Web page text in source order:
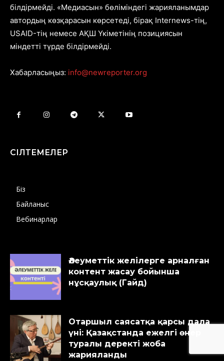
білдірмейді. «Медиасын» бөліміндегі жарияланымдар
автордың көзқарасын көрсетеді, бірақ Internews-тің,
USAID-тің немесе АҚШ Үкіметінің позициясын
міндетті түрде білдірмейді.
Хабарласыңыз: info@newreporter.org
СІЛТЕМЕЛЕР
Біз
Байланыс
Вебинарлар
Әлеуметтік желілерге арналған
контент жасау бойынша
нұсқаулық (Гайд)
Отаршыл саясатқа қарсы дала
үні: Қазақстанда ежелгі өнер
туралы деректі жоба
жарияланды